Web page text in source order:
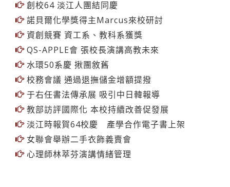
創校64 淡江人團結同慶
諾貝爾化學獎得主Marcus來校研討
資創競賽 資工系、教科系獲獎
QS-APPLE會 張校長演講高教未來
水環50系慶 揪團敘舊
校務會議 通過退撫儲金增額提撥
于右任書法傳承展 吸引中日韓報導
教部訪評國際化 本校持續改善促發展
淡江時報賀64校慶 產學合作電子書上架
女聯會舉辦二手衣飾義賣會
心理師林萃芬演講情緒管理